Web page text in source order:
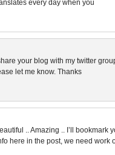
every day when you
your blog with my twitter
let me know. Thanks
.. Amazing .. I’ll bookmark
here in the post, we need